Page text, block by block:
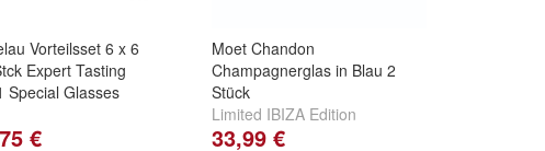
Vorteilsset 6 x 6
Expert Tasting
Special Glasses
€
Moet Chandon
Champagnerglas in Blau 2
Stück
Limited IBIZA Edition
33,99 €